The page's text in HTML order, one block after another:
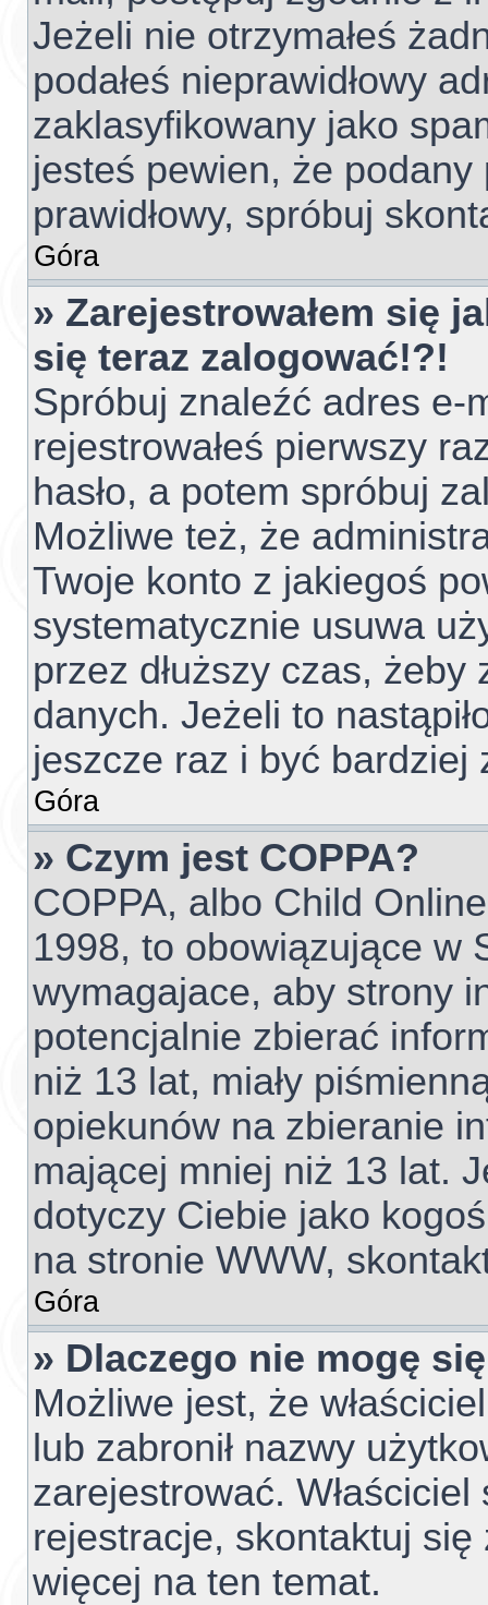
Jeżeli nie otrzymałeś
podałeś nieprawidłowy
zaklasyfikowany jako
jesteś pewien, że
prawidłowy, spróbuj
Góra
» Zarejestrowałem się
się teraz zalogować!?!
Spróbuj znaleźć adres e-
rejestrowałeś pierwszy
hasło, a potem spróbuj
Możliwe też, że
Twoje konto z jakiegoś
systematycznie usuwa
przez dłuższy czas,
danych. Jeżeli to
jeszcze raz i być
Góra
» Czym jest COPPA?
COPPA, albo Child
1998, to obowiązujące w
wymagajace, aby strony
potencjalnie zbierać
niż 13 lat, miały
opiekunów na zbieranie
mającej mniej niż 13 lat.
dotyczy Ciebie jako
na stronie WWW,
Góra
» Dlaczego nie mogę
Możliwe jest, że
lub zabronił nazwy
zarejestrować.
rejestracje, skontaktuj
więcej na ten temat.